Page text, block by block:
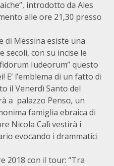
introdotto da Ales
alle ore 21,30 presso
di Messina esiste una
secoli, con su incise le
Iudeorum” questo
l’emblema di un fatto di
il Venerdì Santo del
a palazzo Penso, un
famiglia ebraica di
Nicola Calì vestirà i
evocando i drammatici
2018 con il tour: “Tra